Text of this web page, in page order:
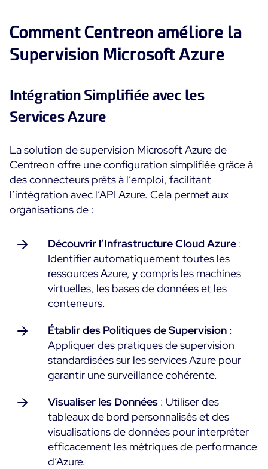
Comment Centreon améliore la
Supervision Microsoft Azure
Intégration Simplifiée avec les
Services Azure
La solution de supervision Microsoft Azure de
Centreon offre une configuration simplifiée grâce à
des connecteurs prêts à l’emploi, facilitant
l’intégration avec l’API Azure. Cela permet aux
organisations de :
Découvrir l’Infrastructure Cloud Azure :
Identifier automatiquement toutes les
ressources Azure, y compris les machines
virtuelles, les bases de données et les
conteneurs.
Établir des Politiques de Supervision :
Appliquer des pratiques de supervision
standardisées sur les services Azure pour
garantir une surveillance cohérente.
Visualiser les Données : Utiliser des
tableaux de bord personnalisés et des
visualisations de données pour interpréter
efficacement les métriques de performance
d’Azure.